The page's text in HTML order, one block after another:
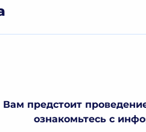
Вам предстоит
ознакомьтесь с